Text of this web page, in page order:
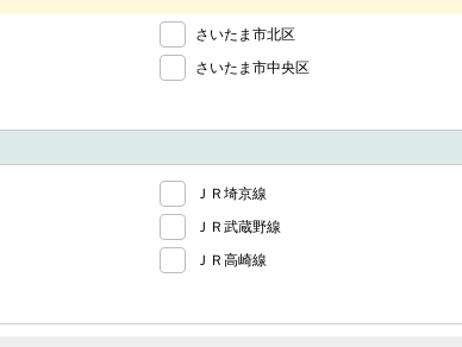
さいたま市北区
さいたま市中央区
ＪＲ埼京線
ＪＲ武蔵野線
ＪＲ高崎線